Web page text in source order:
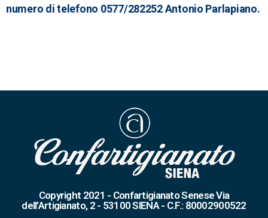
numero di telefono 0577/282252 Antonio Parlapiano.
Copyright 2021 - Confartigianato Senese Via
dell’Artigianato, 2 - 53100 SIENA - C.F.: 80002900522